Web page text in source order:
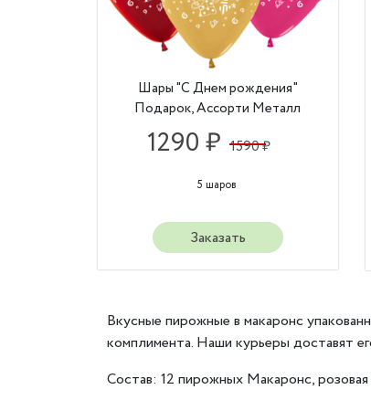
Шары "С Днем рождения"
Подарок, Ассорти Металл
1290 ₽ 1590 ₽
5 шаров
Заказать
Вкусные пирожные в макаронс
комплимента. Наши курьеры доставят
Состав: 12 пирожных Макаронс,